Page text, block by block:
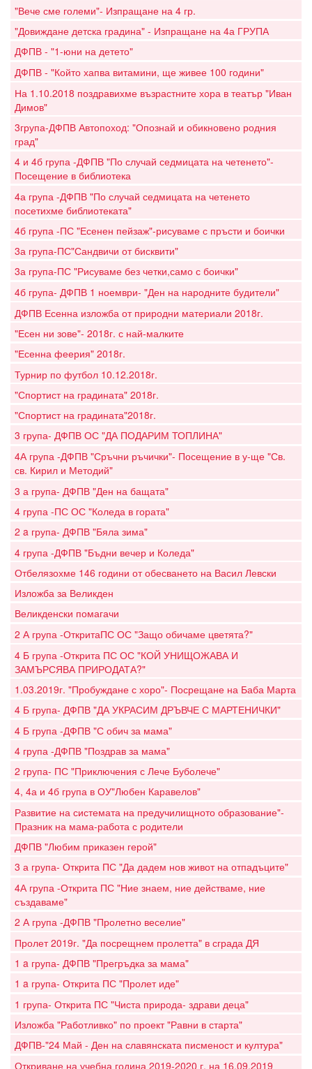
"Вече сме големи"- Изпращане на 4 гр.
"Довиждане детска градина" - Изпращане на 4а ГРУПА
ДФПВ - "1-юни на детето"
ДФПВ - "Който хапва витамини, ще живее 100 години"
На 1.10.2018 поздравихме възрастните хора в театър "Иван
Димов"
3група-ДФПВ Автопоход: "Опознай и обикновено родния
град"
4 и 4б група -ДФПВ "По случай седмицата на четенето"-
Посещение в библиотека
4а група -ДФПВ "По случай седмицата на четенето
посетихме библиотеката"
4б група -ПС "Есенен пейзаж"-рисуваме с пръсти и боички
3а група-ПС"Сандвичи от бисквити"
3а група-ПС "Рисуваме без четки,само с боички"
4б група- ДФПВ 1 ноември- "Ден на народните будители"
ДФПВ Есенна изложба от природни материали 2018г.
"Есен ни зове"- 2018г. с най-малките
"Есенна феерия" 2018г.
Турнир по футбол 10.12.2018г.
"Спортист на градината" 2018г.
"Спортист на градината"2018г.
3 група- ДФПВ ОС "ДА ПОДАРИМ ТОПЛИНА"
4А група -ДФПВ "Сръчни ръчички"- Посещение в у-ще "Св.
св. Кирил и Методий"
3 а група- ДФПВ "Ден на бащата"
4 група -ПС ОС "Коледа в гората"
2 a група- ДФПВ "Бяла зима"
4 група -ДФПВ "Бъдни вечер и Коледа"
Отбелязохме 146 години от обесването на Васил Левски
Изложба за Великден
Великденски помагачи
2 А група -ОткритаПС ОС "Защо обичаме цветята?"
4 Б група -Открита ПС ОС "КОЙ УНИЩОЖАВА И
ЗАМЪРСЯВА ПРИРОДАТА?"
1.03.2019г. "Пробуждане с хоро"- Посрещане на Баба Марта
4 Б група- ДФПВ "ДА УКРАСИМ ДРЪВЧЕ С МАРТЕНИЧКИ"
4 Б група -ДФПВ "С обич за мама"
4 група -ДФПВ "Поздрав за мама"
2 група- ПС "Приключения с Лече Буболече"
4, 4а и 4б група в ОУ"Любен Каравелов"
Развитие на системата на предучилищното образование"-
Празник на мама-работа с родители
ДФПВ "Любим приказен герой"
3 а група- Открита ПС "Да дадем нов живот на отпадъците"
4А група -Открита ПС "Ние знаем, ние действаме, ние
създаваме"
2 А група -ДФПВ "Пролетно веселие"
Пролет 2019г. "Да посрещнем пролетта" в сграда ДЯ
1 a група- ДФПВ "Прегръдка за мама"
1 a група- Открита ПС "Пролет иде"
1 група- Открита ПС "Чиста природа- здрави деца"
Изложба "Работливко" по проект "Равни в старта"
ДФПВ-"24 Май - Ден на славянската писменост и култура"
Откриване на учебна година 2019-2020 г. на 16.09.2019